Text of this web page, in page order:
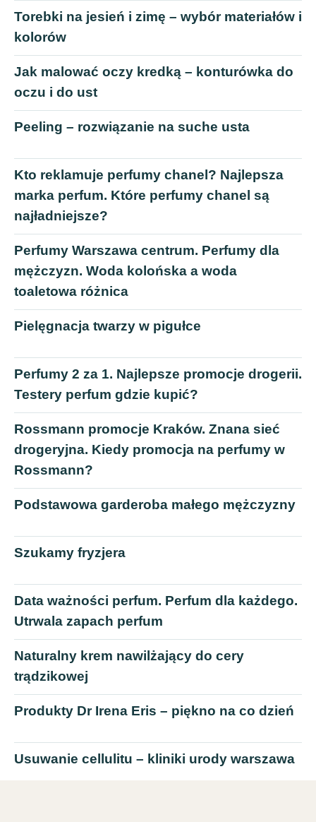
Torebki na jesień i zimę – wybór materiałów i
kolorów
Jak malować oczy kredką – konturówka do
oczu i do ust
Peeling – rozwiązanie na suche usta
Kto reklamuje perfumy chanel? Najlepsza
marka perfum. Które perfumy chanel są
najładniejsze?
Perfumy Warszawa centrum. Perfumy dla
mężczyzn. Woda kolońska a woda
toaletowa różnica
Pielęgnacja twarzy w pigułce
Perfumy 2 za 1. Najlepsze promocje drogerii.
Testery perfum gdzie kupić?
Rossmann promocje Kraków. Znana sieć
drogeryjna. Kiedy promocja na perfumy w
Rossmann?
Podstawowa garderoba małego mężczyzny
Szukamy fryzjera
Data ważności perfum. Perfum dla każdego.
Utrwala zapach perfum
Naturalny krem nawilżający do cery
trądzikowej
Produkty Dr Irena Eris – piękno na co dzień
Usuwanie cellulitu – kliniki urody warszawa